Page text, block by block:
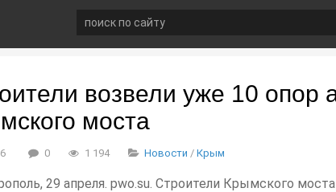
возвели уже 10 опор
моста
0 1 194 Новости / Крым
29 апреля. pwo.su. Строители Крымского